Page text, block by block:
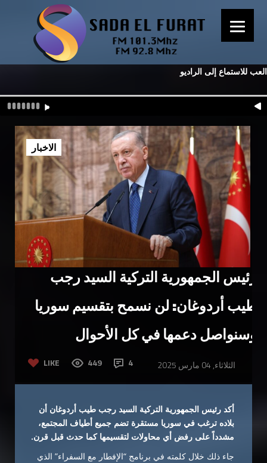
العب للاستماع إلى الراديو
رئيس الجمهورية التركية السيد رجب
طيب أردوغان: لن نسمح بتقسيم سوريا
وسنواصل دعمها في كل الأحوال
LIKE 449 4 الثلاثاء, 04 مارس 2025
الاخبار
أكد رئيس الجمهورية التركية السيد رجب طيب أردوغان أن
بلاده ترغب في سوريا مستقرة تضم جميع أطياف المجتمع،
مشدداً على رفض أي محاولات لتقسيمها كما حدث قبل قرن.
جاء ذلك خلال كلمته في برنامج “الإفطار مع السفراء” الذي